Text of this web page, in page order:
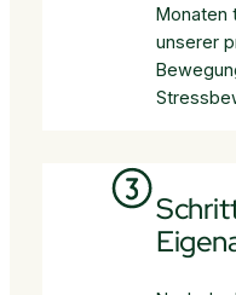
Monaten
unserer